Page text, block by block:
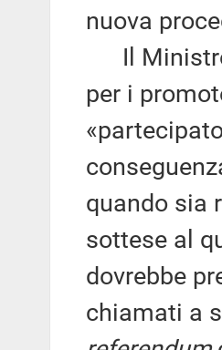
nuova
Il Ministro
per i
quando sia
sottese al
dovrebbe
chiamati a